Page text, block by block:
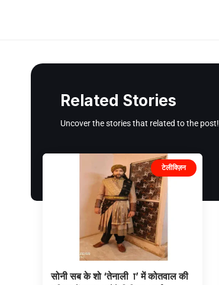
Related Stories
Uncover the stories that related to the post!
टेलीविज़न
सोनी सब के शो ‘तेनाली ा’ में कोतवाल की